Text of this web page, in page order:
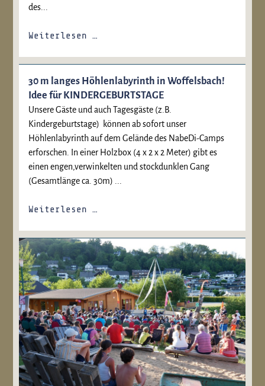
des...
Weiterlesen …
30 m langes Höhlenlabyrinth in Woffelsbach!
Idee für KINDERGEBURTSTAGE
Unsere Gäste und auch Tagesgäste (z.B.
Kindergeburtstage) können ab sofort unser
Höhlenlabyrinth auf dem Gelände des NabeDi-Camps
erforschen. In einer Holzbox (4 x 2 x 2 Meter) gibt es
einen engen,verwinkelten und stockdunklen Gang
(Gesamtlänge ca. 30m) ...
Weiterlesen …